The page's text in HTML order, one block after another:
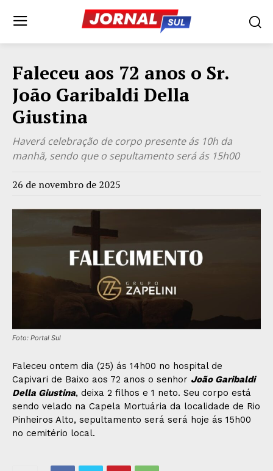
Faleceu aos 72 anos o Sr.
João Garibaldi Della
Giustina
Haverá celebração de corpo presente ás 10h da
manhã, sendo que o sepultamento será ás 15h00
26 de novembro de 2025
Foto: Portal Sul
Faleceu ontem dia (25) ás 14h00 no hospital de
Capivari de Baixo aos 72 anos o senhor João Garibaldi
Della Giustina, deixa 2 filhos e 1 neto. Seu corpo está
sendo velado na Capela Mortuária da localidade de Rio
Pinheiros Alto, sepultamento será será hoje ás 15h00
no cemitério local.